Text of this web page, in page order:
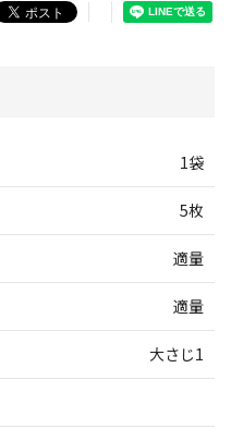
1袋
5枚
適量
適量
大さじ1